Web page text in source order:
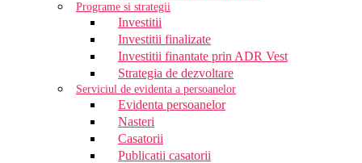
Programe si strategii
Investitii
Investitii finalizate
Investitii finantate prin ADR Vest
Strategia de dezvoltare
Serviciul de evidenta a persoanelor
Evidenta persoanelor
Nasteri
Casatorii
Publicatii casatorii